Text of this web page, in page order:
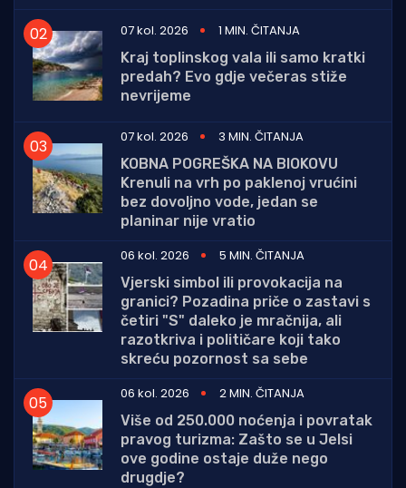
07 kol. 2026
1 MIN. ČITANJA
Kraj toplinskog vala ili samo kratki
predah? Evo gdje večeras stiže
nevrijeme
07 kol. 2026
3 MIN. ČITANJA
KOBNA POGREŠKA NA BIOKOVU
Krenuli na vrh po paklenoj vrućini
bez dovoljno vode, jedan se
planinar nije vratio
06 kol. 2026
5 MIN. ČITANJA
Vjerski simbol ili provokacija na
granici? Pozadina priče o zastavi s
četiri "S" daleko je mračnija, ali
razotkriva i političare koji tako
skreću pozornost sa sebe
06 kol. 2026
2 MIN. ČITANJA
Više od 250.000 noćenja i povratak
pravog turizma: Zašto se u Jelsi
ove godine ostaje duže nego
drugdje?